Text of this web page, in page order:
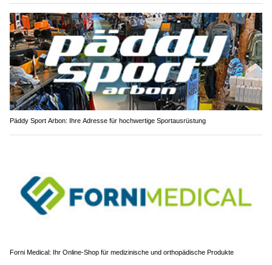
Päddy Sport Arbon: Ihre Adresse für hochwertige Sportausrüstung
Forni Medical: Ihr Online-Shop für medizinische und orthopädische Produkte